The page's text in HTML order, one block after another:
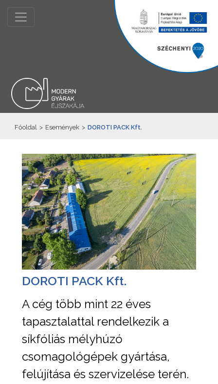
Főoldal > Események > DOROTI PACK Kft.
DOROTI PACK Kft.
A cég több mint 22 éves
tapasztalattal rendelkezik a
síkfóliás mélyhúzó
csomagológépek gyártása,
felújítása és szervizelése terén.